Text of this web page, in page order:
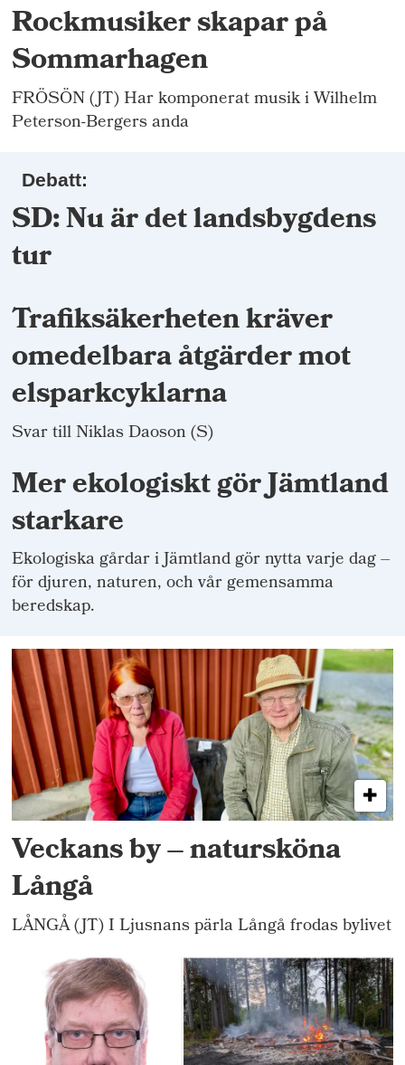
Rockmusiker skapar på
Sommarhagen
FRÖSÖN (JT) Har komponerat musik i Wilhelm
Peterson-Bergers anda
Debatt:
SD: Nu är det landsbygdens
tur
Trafiksäkerheten kräver
omedelbara åtgärder mot
elsparkcyklarna
Svar till Niklas Daoson (S)
Mer ekologiskt gör Jämtland
starkare
Ekologiska gårdar i Jämtland gör nytta varje dag –
för djuren, naturen, och vår gemensamma
beredskap.
Veckans by – natursköna
Långå
LÅNGÅ (JT) I Ljusnans pärla Långå frodas bylivet